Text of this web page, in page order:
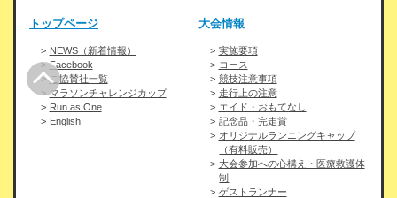
トップページ
NEWS（新着情報）
Facebook
ご協賛社一覧
マラソンチャレンジカップ
Run as One
English
大会情報
実施要項
コース
競技注意事項
走行上の注意
エイド・おもてなし
記念品・完走賞
オリジナルランニングキャップ
（有料販売）
大会参加への心構え・医療救護体
制
ゲストランナー